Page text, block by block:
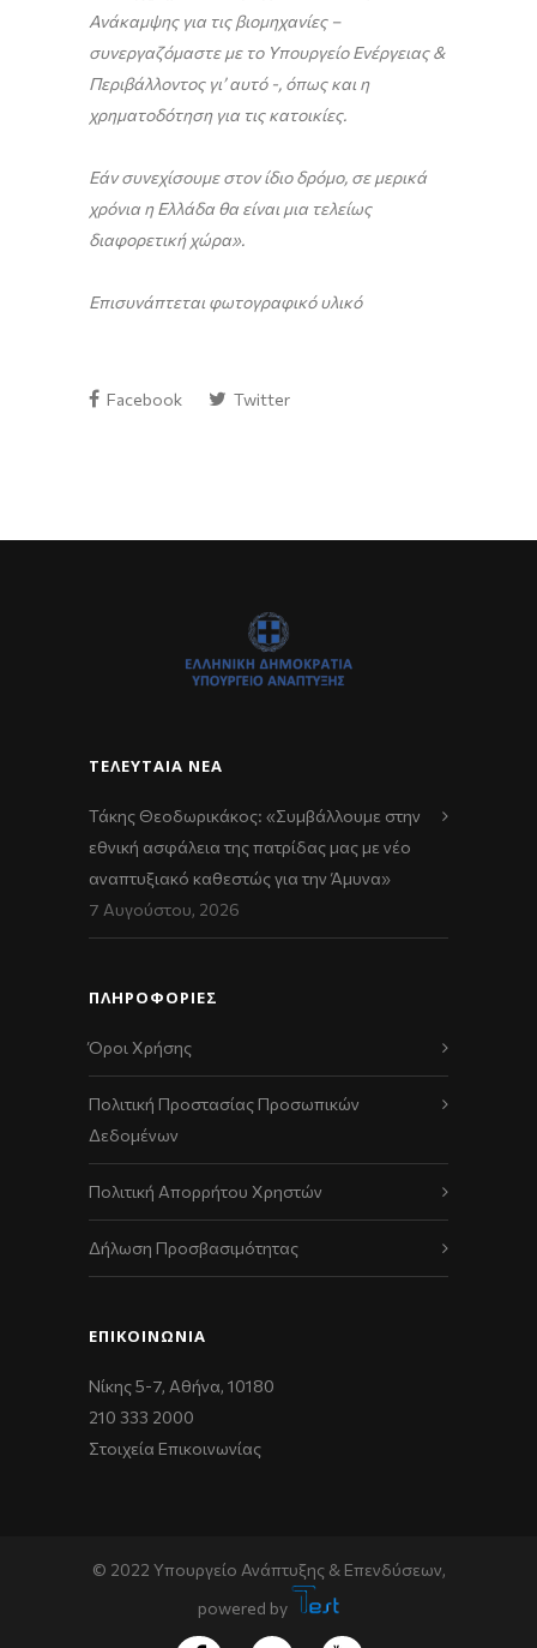
Ανάκαμψης για τις βιομηχανίες –
συνεργαζόμαστε με το Υπουργείο Ενέργειας &
Περιβάλλοντος γι’ αυτό -, όπως και η
χρηματοδότηση για τις κατοικίες.
Εάν συνεχίσουμε στον ίδιο δρόμο, σε μερικά
χρόνια η Ελλάδα θα είναι μια τελείως
διαφορετική χώρα».
Επισυνάπτεται φωτογραφικό υλικό
Facebook Twitter
ΤΕΛΕΥΤΑΊΑ ΝΈΑ
Τάκης Θεοδωρικάκος: «Συμβάλλουμε στην
εθνική ασφάλεια της πατρίδας μας με νέο
αναπτυξιακό καθεστώς για την Άμυνα»
7 Αυγούστου, 2026
ΠΛΗΡΟΦΟΡΙΕΣ
Όροι Χρήσης
Πολιτική Προστασίας Προσωπικών
Δεδομένων
Πολιτική Απορρήτου Χρηστών
Δήλωση Προσβασιμότητας
ΕΠΙΚΟΙΝΩΝΊΑ
Νίκης 5-7, Αθήνα, 10180
210 333 2000
Στοιχεία Επικοινωνίας
© 2022 Υπουργείο Ανάπτυξης & Επενδύσεων,
powered by